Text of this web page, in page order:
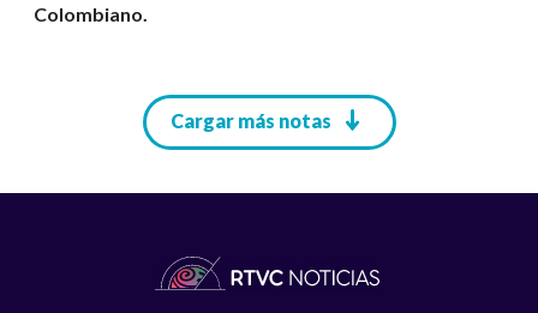
Colombiano.
Cargar más notas